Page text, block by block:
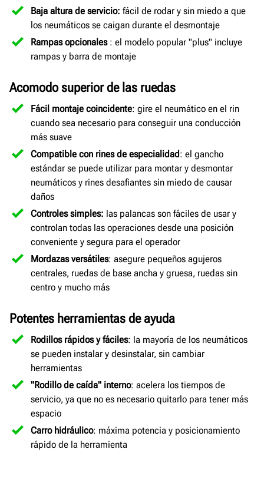
Baja altura de servicio: fácil de rodar y sin miedo a que
los neumáticos se caigan durante el desmontaje
Rampas opcionales: el modelo popular "plus" incluye
rampas y barra de montaje
Acomodo superior de las ruedas
Fácil montaje coincidente: gire el neumático en el rin
cuando sea necesario para conseguir una conducción
más suave
Compatible con rines de especialidad: el gancho
estándar se puede utilizar para montar y desmontar
neumáticos y rines desafiantes sin miedo de causar
daños
Controles simples: las palancas son fáciles de usar y
controlan todas las operaciones desde una posición
conveniente y segura para el operador
Mordazas versátiles: asegure pequeños agujeros
centrales, ruedas de base ancha y gruesa, ruedas sin
centro y mucho más
Potentes herramientas de ayuda
Rodillos rápidos y fáciles: la mayoría de los neumáticos
se pueden instalar y desinstalar, sin cambiar
herramientas
"Rodillo de caída" interno: acelera los tiempos de
servicio, ya que no es necesario quitarlo para tener más
espacio
Carro hidráulico: máxima potencia y posicionamiento
rápido de la herramienta